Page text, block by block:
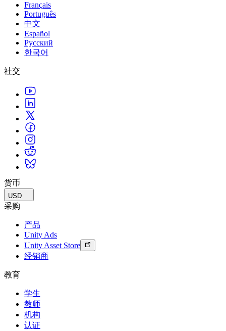
Français
Português
中文
Español
Русский
한국어
社交
货币
USD
采购
产品
Unity Ads
Unity Asset Store
经销商
教育
学生
教师
机构
认证